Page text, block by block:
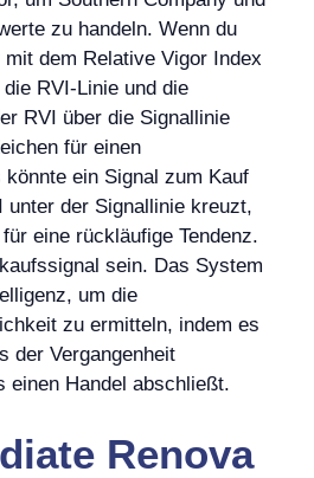
zu handeln. Wenn du
mit dem Relative Vigor Index
RVI-Linie und die
RVI über die Signallinie
für einen
ein Signal zum Kauf
unter der Signallinie kreuzt,
eine rückläufige Tendenz.
sein. Das System
um die
zu ermitteln, indem es
der Vergangenheit
einen Handel abschließt.
Renova